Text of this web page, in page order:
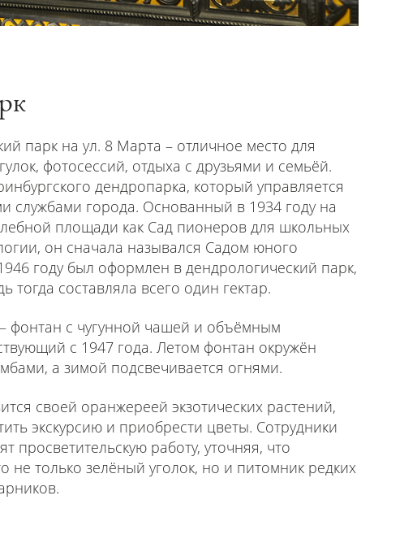
парк на ул. 8 Марта – отличное место для
фотосессий, отдыха с друзьями и семьёй.
дендропарка, который управляется
службами города. Основанный в 1934 году на
площади как Сад пионеров для школьных
он сначала назывался Садом юного
году был оформлен в дендрологический парк,
тогда составляла всего один гектар.
фонтан с чугунной чашей и объёмным
с 1947 года. Летом фонтан окружён
а зимой подсвечивается огнями.
своей оранжереей экзотических растений,
экскурсию и приобрести цветы. Сотрудники
просветительскую работу, уточняя, что
не только зелёный уголок, но и питомник редких